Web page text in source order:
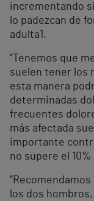
incrementando
lo padezcan de
adulta1 .
“Tenemos que
suelen tener los
esta manera
determinadas
frecuentes
más afectada
importante
no supere el
los dos